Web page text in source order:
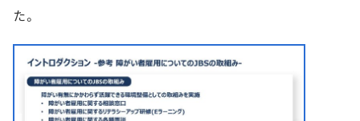
た。